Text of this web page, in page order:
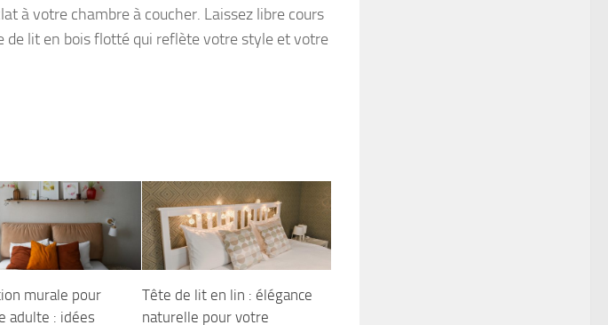
à votre chambre à coucher. Laissez libre cours
de lit en bois flotté qui reflète votre style et votre
murale pour
adulte : idées
Tête de lit en lin : élégance
naturelle pour votre